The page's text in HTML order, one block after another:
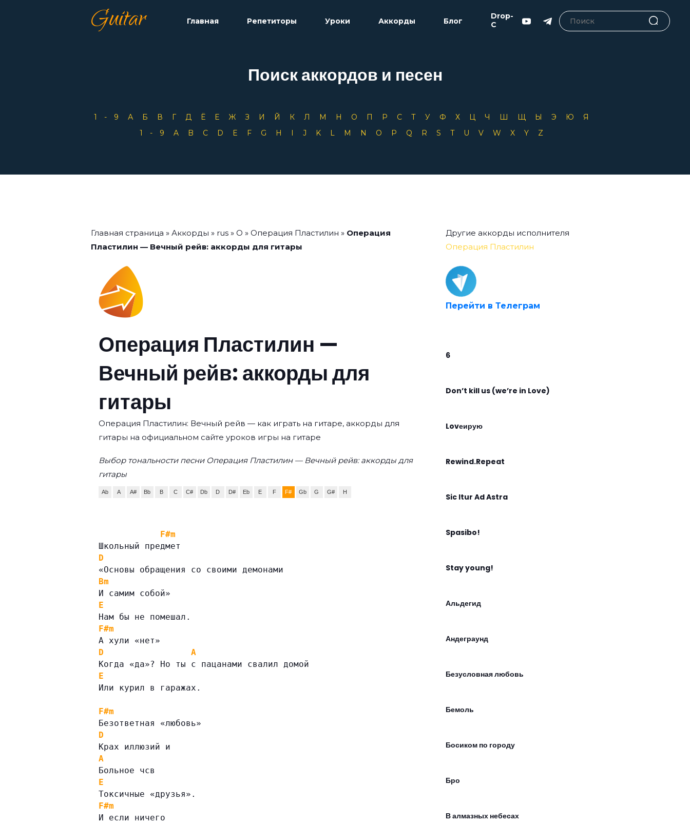
Guitar Главная Репетиторы Уроки Аккорды Блог
Drop-
C
Поиск аккордов и песен
1-9 А Б В Г Д Ё Е Ж З И Й К Л М Н О П Р С Т У Ф Х Ц Ч Ш Щ Ы Э Ю
Я
1-9
A B C D E F G H I J K L M N O P Q R S T U V W X Y Z
Главная страница » Аккорды » rus » О » Операция Пластилин » Операция
Пластилин — Вечный рейв: аккорды для гитары
Операция Пластилин —
Вечный рейв: аккорды для
гитары
Операция Пластилин: Вечный рейв — как играть на гитаре, аккорды для
гитары на официальном сайте уроков игры на гитаре
Выбор тональности песни Операция Пластилин — Вечный рейв: аккорды для
гитары
Ab A A# Bb B C C# Db D D# Eb E F F# Gb G G# H
F#m
Школьный предмет
D
«Основы обращения со своими демонами
Bm
И самим собой»
E
Нам бы не помешал.
F#m
А хули «нет»
D
A
Когда «да»? Но ты с пацанами свалил домой
E
Или курил в гаражах.
F#m
Безответная «любовь»
D
Крах иллюзий и
A
Больное чсв
E
Токсичные «друзья».
F#m
И если ничего
Другие аккорды исполнителя
Операция Пластилин
Перейти в Телеграм
6
Don’t kill us (we’re in Love)
Lovеирую
Rewind.Repeat
Sic Itur Ad Astra
Spasibo!
Stay young!
Альдегид
Андеграунд
Безусловная любовь
Бемоль
Босиком по городу
Бро
В алмазных небесах